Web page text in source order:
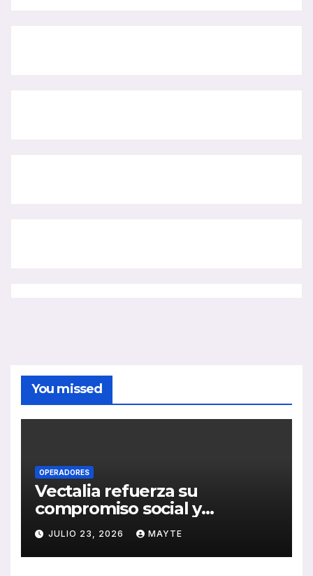
You missed
OPERADORES
Vectalia refuerza su
compromiso social y
medioambiental con la
publicación de su Memoria
de RSC 2025
JULIO 23, 2026 MAYTE